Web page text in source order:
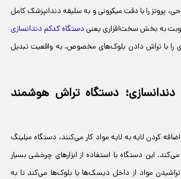
پروتز را با دقت میکرونی و به سلیقه دندانپزشک کامل
نوبت به بخش سخت‌افزاری یعنی دستگاه کدکم دندانسازی
را با تراش دادن بلوک‌های مخصوص، به واقعیت تبدیل
دستگاه تراش هوشمند
اضافه کردن لایه به لایه مواد کار می‌کنند، دستگاه میلینگ
این دستگاه با استفاده از ابزارهای چرخشی بسیار
مواد از داخل دیسک‌ها یا بلوک‌ها می‌کند تا به